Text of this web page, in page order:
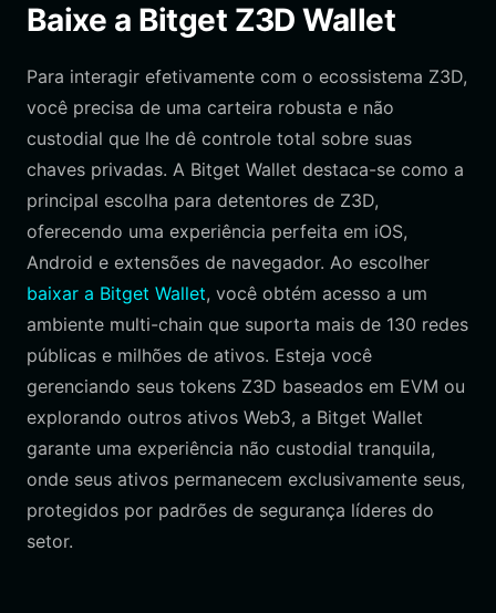
Baixe a Bitget Z3D Wallet
Para interagir efetivamente com o ecossistema Z3D,
você precisa de uma carteira robusta e não
custodial que lhe dê controle total sobre suas
chaves privadas. A Bitget Wallet destaca-se como a
principal escolha para detentores de Z3D,
oferecendo uma experiência perfeita em iOS,
Android e extensões de navegador. Ao escolher
baixar a Bitget Wallet, você obtém acesso a um
ambiente multi-chain que suporta mais de 130 redes
públicas e milhões de ativos. Esteja você
gerenciando seus tokens Z3D baseados em EVM ou
explorando outros ativos Web3, a Bitget Wallet
garante uma experiência não custodial tranquila,
onde seus ativos permanecem exclusivamente seus,
protegidos por padrões de segurança líderes do
setor.